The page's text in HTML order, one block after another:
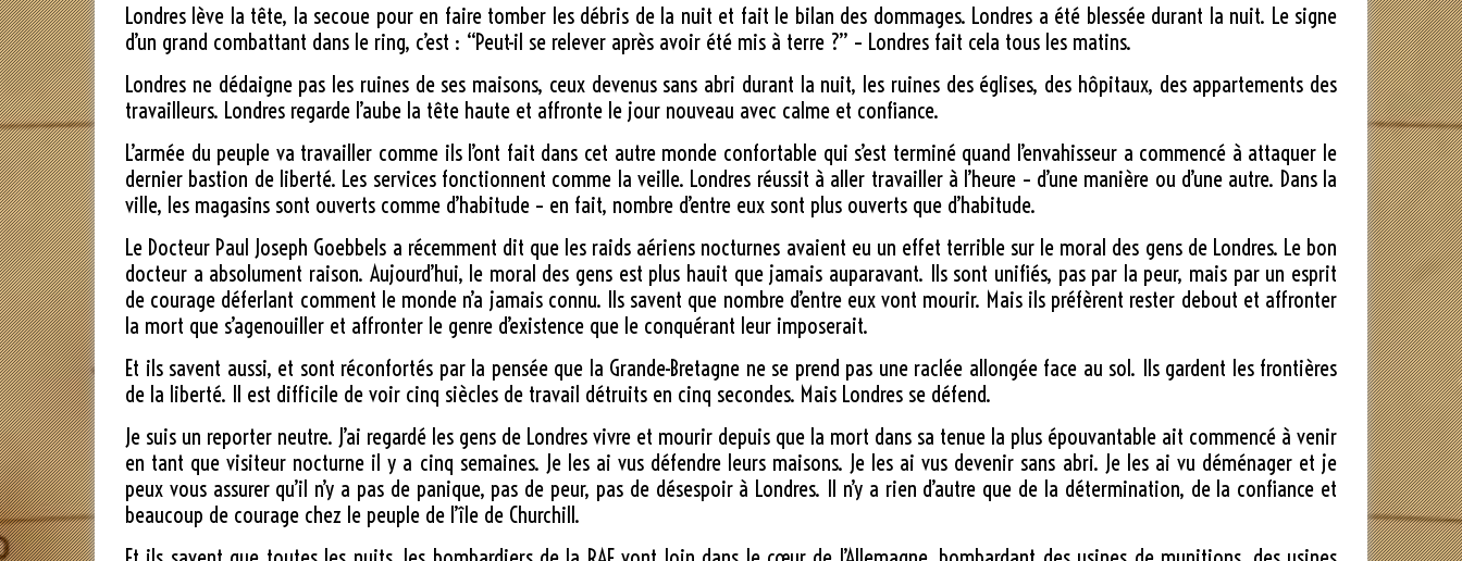
Londres lève la tête, la secoue pour en faire tomber les débris de la nuit et fait le bilan des dommages. Londres a été blessée durant la nuit. Le signe
d’un grand combattant dans le ring, c’est : “Peut-il se relever après avoir été mis à terre ?” – Londres fait cela tous les matins.
Londres ne dédaigne pas les ruines de ses maisons, ceux devenus sans abri durant la nuit, les ruines des églises, des hôpitaux, des appartements des
travailleurs. Londres regarde l’aube la tête haute et affronte le jour nouveau avec calme et confiance.
L’armée du peuple va travailler comme ils l’ont fait dans cet autre monde confortable qui s’est terminé quand l’envahisseur a commencé à attaquer le
dernier bastion de liberté. Les services fonctionnent comme la veille. Londres réussit à aller travailler à l’heure – d’une manière ou d’une autre. Dans la
ville, les magasins sont ouverts comme d’habitude – en fait, nombre d’entre eux sont plus ouverts que d’habitude.
Le Docteur Paul Joseph Goebbels a récemment dit que les raids aériens nocturnes avaient eu un effet terrible sur le moral des gens de Londres. Le bon
docteur a absolument raison. Aujourd’hui, le moral des gens est plus hauit que jamais auparavant. Ils sont unifiés, pas par la peur, mais par un esprit
de courage déferlant comment le monde n’a jamais connu. Ils savent que nombre d’entre eux vont mourir. Mais ils préfèrent rester debout et affronter
la mort que s’agenouiller et affronter le genre d’existence que le conquérant leur imposerait.
Et ils savent aussi, et sont réconfortés par la pensée que la Grande-Bretagne ne se prend pas une raclée allongée face au sol. Ils gardent les frontières
de la liberté. Il est difficile de voir cinq siècles de travail détruits en cinq secondes. Mais Londres se défend.
Je suis un reporter neutre. J’ai regardé les gens de Londres vivre et mourir depuis que la mort dans sa tenue la plus épouvantable ait commencé à venir
en tant que visiteur nocturne il y a cinq semaines. Je les ai vus défendre leurs maisons. Je les ai vus devenir sans abri. Je les ai vu déménager et je
peux vous assurer qu’il n’y a pas de panique, pas de peur, pas de désespoir à Londres. Il n’y a rien d’autre que de la détermination, de la confiance et
beaucoup de courage chez le peuple de l’île de Churchill.